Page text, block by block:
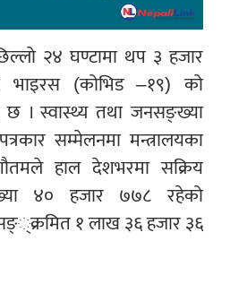
२४ घण्टामा थप ३ हजार
भाइरस (कोभिड –१९) को
। स्वास्थ्य तथा जनसङ्ख्या
सम्मेलनमा मन्त्रालयका
हाल देशभरमा सक्रिय
४० हजार ७७८ रहेको
सङ््क्रमित १ लाख ३६ हजार ३६